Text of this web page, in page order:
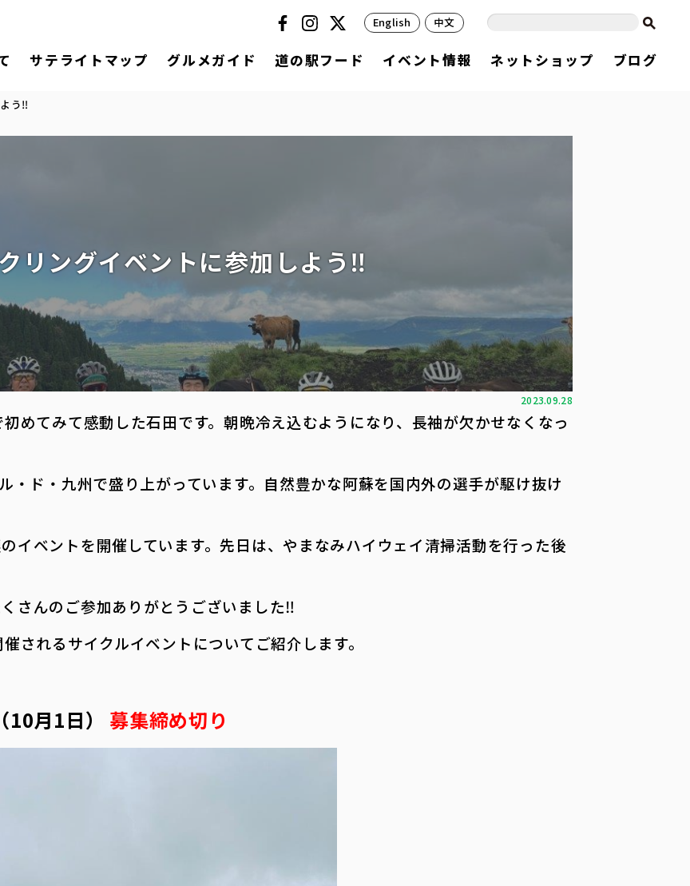
サテライトマップ グルメガイド 道の駅フード イベント情報 ネットショップ ブログ
English 中文
う‼
リングイベントに参加しよう‼
2023.09.28
めてみて感動した石田です。朝晩冷え込むようになり、長袖が欠かせなくなっ
・ド・九州で盛り上がっています。自然豊かな阿蘇を国内外の選手が駆け抜け
イベントを開催しています。先日は、やまなみハイウェイ清掃活動を行った後
さんのご参加ありがとうございました‼
されるサイクルイベントについてご紹介します。
月1日） 募集締め切り